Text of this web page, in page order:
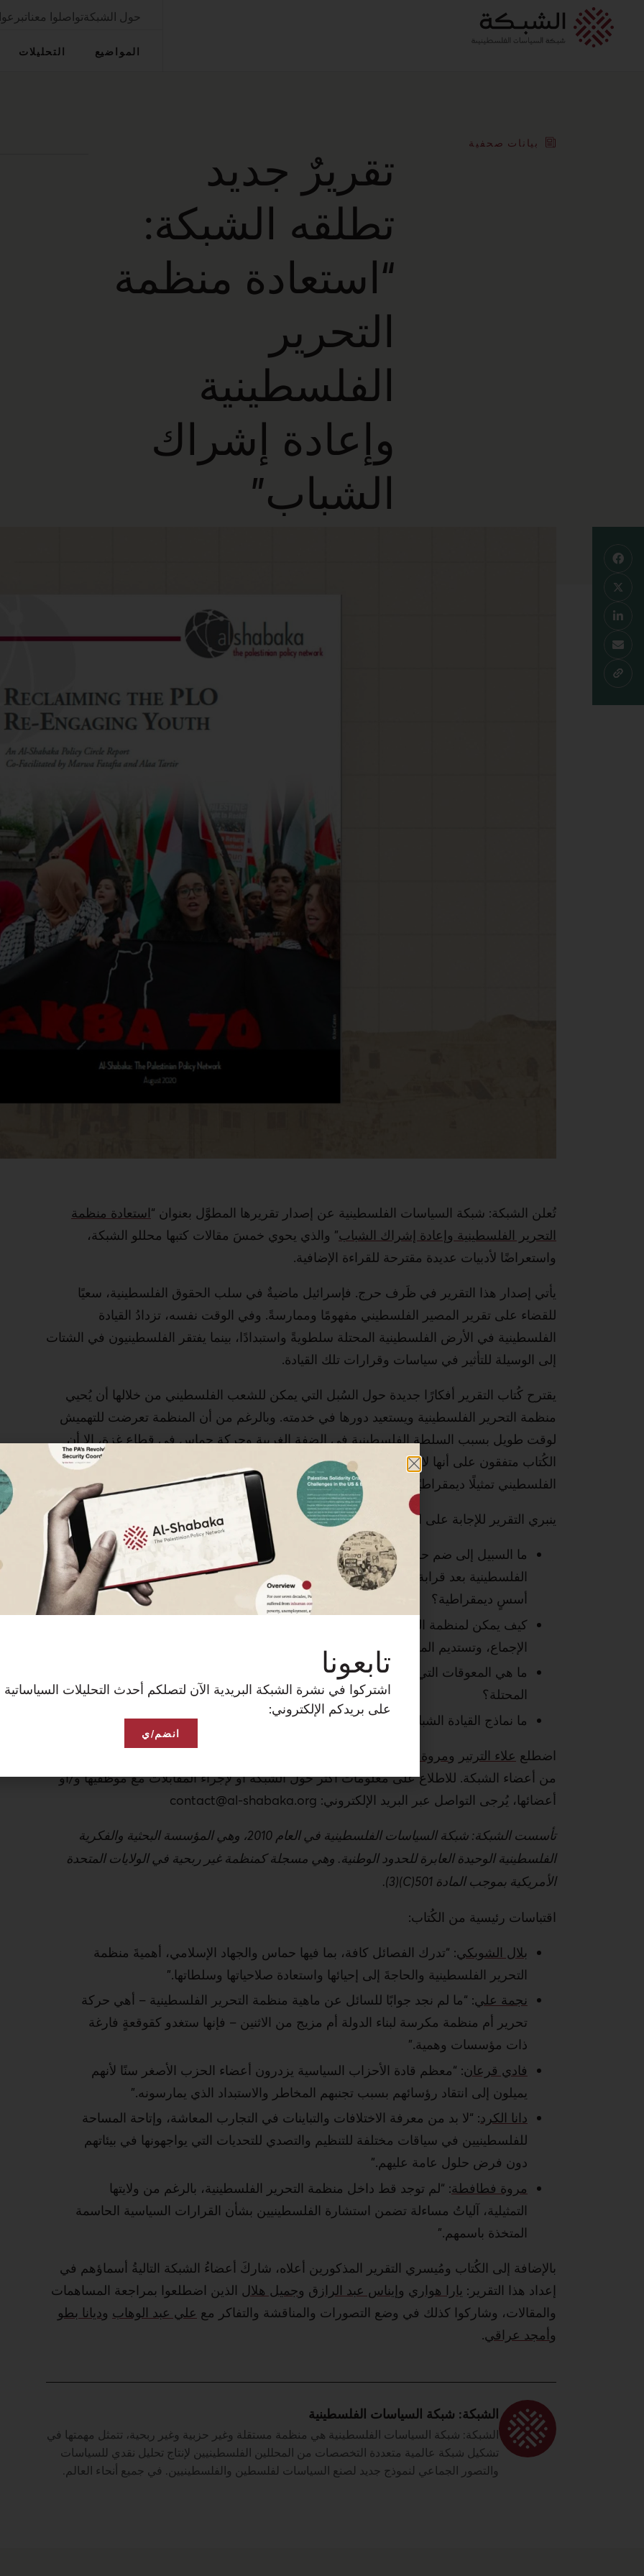
حول الشبكةتواصلوا معناتبرعوا
المواضيع التحليلات
بيانات صحفية
تقريرٌ جديد
تطلقه الشبكة:
“استعادة منظمة
التحرير
الفلسطينية
وإعادة إشراك
الشباب”
تُعلن الشبكة: شبكة السياسات الفلسطينية عن إصدار تقريرها المطوَّل بعنوان “استعادة منظمة
التحرير الفلسطينية وإعادة إشراك الشباب” والذي يحوي خمسَ مقالات كتبها محللو الشبكة،
واستعراضًا لأدبيات عديدة مقترحة للقراءة الإضافية.
يأتي إصدار هذا التقرير في ظَرف حرج. فإسرائيل ماضيةٌ في سلب الحقوق الفلسطينية، سعيًا
للقضاء على تقرير المصير الفلسطيني مفهومًا وممارسةً. وفي الوقت نفسه، تزدادُ القيادة
الفلسطينية في الأرض الفلسطينية المحتلة سلطويةً واستبدادًا، بينما يفتقر الفلسطينيون في الشتات
إلى الوسيلة للتأثير في سياسات وقرارات تلك القيادة.
يقترح كُتاب التقرير أفكارًا جديدة حول السُبل التي يمكن للشعب الفلسطيني من خلالها أن يُحيي
منظمة التحرير الفلسطينية ويستعيد دورها في خدمته. وبالرغم من أن المنظمة تعرضت للتهميش
لوقت طويل بسبب السلطة الفلسطينية في الضفة الغربية وحركة حماس في قطاع غزة، إلا أن
الكُتاب متفقون على أنها لا تزال الآلية المؤسسية الراسخة الوحيدة القادرة على تمثيل الشعب
الفلسطيني تمثيلًا ديمقراطيًا حقيقيًا شاملًا.
ينبري التقرير للإجابة على الأسئلة الشائكة التالية:
ما السبيل إلى ضم حركتي حماس والجهاد الإسلامي إلى عضوية منظمة التحرير
الفلسطينية بعد قرابة ثلاثين عامًا من الإقصاء وبعد دعوتهما إلى إعادة بناء المنظمة على
أسسٍ ديمقراطية؟
كيف يمكن لمنظمة التحرير الفلسطينية أن تضمن مساهمة الفلسطينيين كافة، وتُحقق
الإجماع، وتستديم المحاسبة والمساءلة كحركة تحرر وطني وكجهاز حاكم معًا؟
ما هي المعوقات التي تَحُول دون نشوء قيادةٍ فلسطينية جديدة في الأرض الفلسطينية
المحتلة؟
ما نماذج القيادة الشبابية الفلسطينية القائمة التي يمكن تطويرها أكثر؟
اضطلع علاء الترتير ومروة فطافطة
من أعضاء الشبكة. للاطلاع على معلومات أكثر حول الشبكة أو لإجراء المقابلات مع موظفيها و/أو
أعضائها، يُرجى التواصل عبر البريد الإلكتروني: contact@al-shabaka.org
تأسست الشبكة: شبكة السياسات الفلسطينية في العام 2010، وهي المؤسسة البحثية والفكرية
الفلسطينية الوحيدة العابرة للحدود الوطنية. وهي مسجلة كمنظمة غير ربحية في الولايات المتحدة
الأمريكية بموجب المادة 501(C)(3).
اقتباسات رئيسية من الكُتاب:
بلال الشوبكي: “تدرك الفصائل كافة، بما فيها حماس والجهاد الإسلامي، أهميةَ منظمة
التحرير الفلسطينية والحاجةَ إلى إحيائها واستعادة صلاحياتها وسلطاتها.”
نجمة علي: “ما لم نجد جوابًا للسائل عن ماهية منظمة التحرير الفلسطينية – أهي حركة
تحرير أم منظمة مكرسة لبناء الدولة أم مزيج من الاثنين – فإنها ستغدو كقوقعةٍ فارغة
ذات مؤسسات وهمية.”
فادي قرعان: “معظم قادة الأحزاب السياسية يزدرون أعضاء الحزب الأصغر سنًا لأنهم
يميلون إلى انتقاد رؤسائهم بسبب تجنبهم المخاطر والاستبداد الذي يمارسونه.”
دانا الكرد: “لا بد من معرفة الاختلافات والتباينات في التجارب المعاشة، وإتاحة المساحة
للفلسطينيين في سياقات مختلفة للتنظيم والتصدي للتحديات التي يواجهونها في بيئاتهم
دون فرض حلول عامة عليهم.”
مروة فطافطة: “لم توجد قط داخل منظمة التحرير الفلسطينية، بالرغم من ولايتها
التمثيلية، آلياتُ مساءلة تضمن استشارة الفلسطينيين بشأن القرارات السياسية الحاسمة
المتخذة باسمهم.”
بالإضافة إلى الكُتاب ومُيسري التقرير المذكورين أعلاه، شاركَ أعضاءُ الشبكة التاليةُ أسماؤهم في
إعداد هذا التقرير: يارا هواري وإيناس عبد الرازق وجميل هلال الذين اضطلعوا بمراجعة المساهمات
والمقالات، وشاركوا كذلك في وضع التصورات والمناقشة والتفاكر مع علي عبد الوهاب وديانا بطو
وأمجد عراقي.
الشبكة: شبكة السياسات الفلسطينية
الشبكة: شبكة السياسات الفلسطينية هي منظمة مستقلة وغير حزبية وغير ربحية، تتمثل مهمتها في
تشكيل شبكة عالمية متعددة التخصصات من المحللين الفلسطينيين لإنتاج تحليل نقدي للسياسات
والتصور الجماعي لنموذج جديد لصنع السياسات لفلسطين والفلسطينيين. في جميع أنحاء العالم.
تابعونا
اشتركوا في نشرة الشبكة البريدية الآن لتصلكم أحدث التحليلات السياساتية
على بريدكم الإلكتروني:
انضم/ي